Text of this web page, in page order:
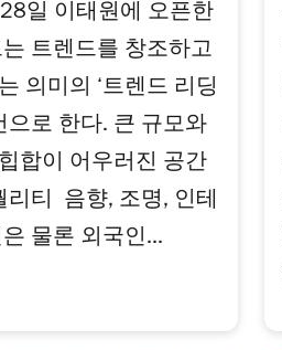
일 이태원에 오픈한
트렌드를 창조하고
의미의 ‘트렌드 리딩
으로 한다. 큰 규모와
합이 어우러진 공간
리티 음향, 조명, 인테
물론 외국인...